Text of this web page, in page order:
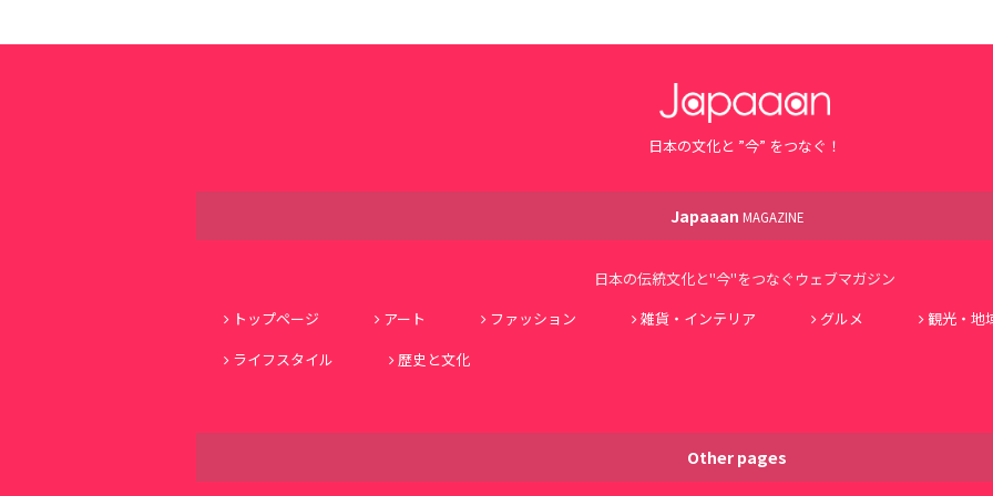
日本の文化と ”今” をつなぐ！
Japaaan MAGAZINE
日本の伝統文化と"今"をつなぐウェブマガジン
トップページ
アート ファッション 雑貨・インテリア グルメ 観光・地
ライフスタイル
歴史と文化
Other pages